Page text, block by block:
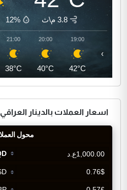
3.8 م\ث 12%
19:00
42°C
20:00
40°C
21:00
38°C
›
اسعار العملات بالدينار العراقي